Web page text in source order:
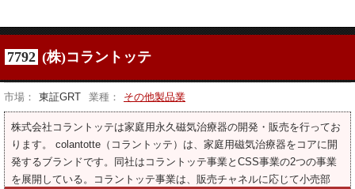
7792 (株)コラントッテ
市場： 東証GRT 業種： その他製品業
株式会社コラントッテは家庭用永久磁気治療器の開発・販売を行ってお
ります。 colantotte（コラントッテ）は、家庭用磁気治療器をコアに開
発するブランドです。同社はコラントッテ事業とCSS事業の2つの事業
を展開している。コラントッテ事業は、販売チャネルに応じて小売部